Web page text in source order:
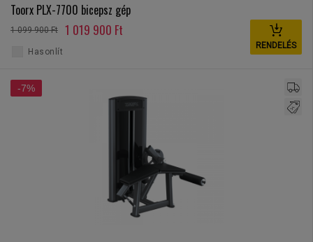
Toorx PLX-7700 bicepsz gép
1 099 900 Ft 1 019 900 Ft
RENDELÉS
Hasonlít
-7%